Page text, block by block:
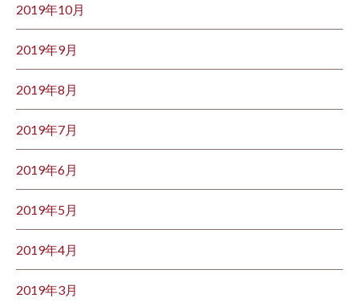
2019年10月
2019年9月
2019年8月
2019年7月
2019年6月
2019年5月
2019年4月
2019年3月